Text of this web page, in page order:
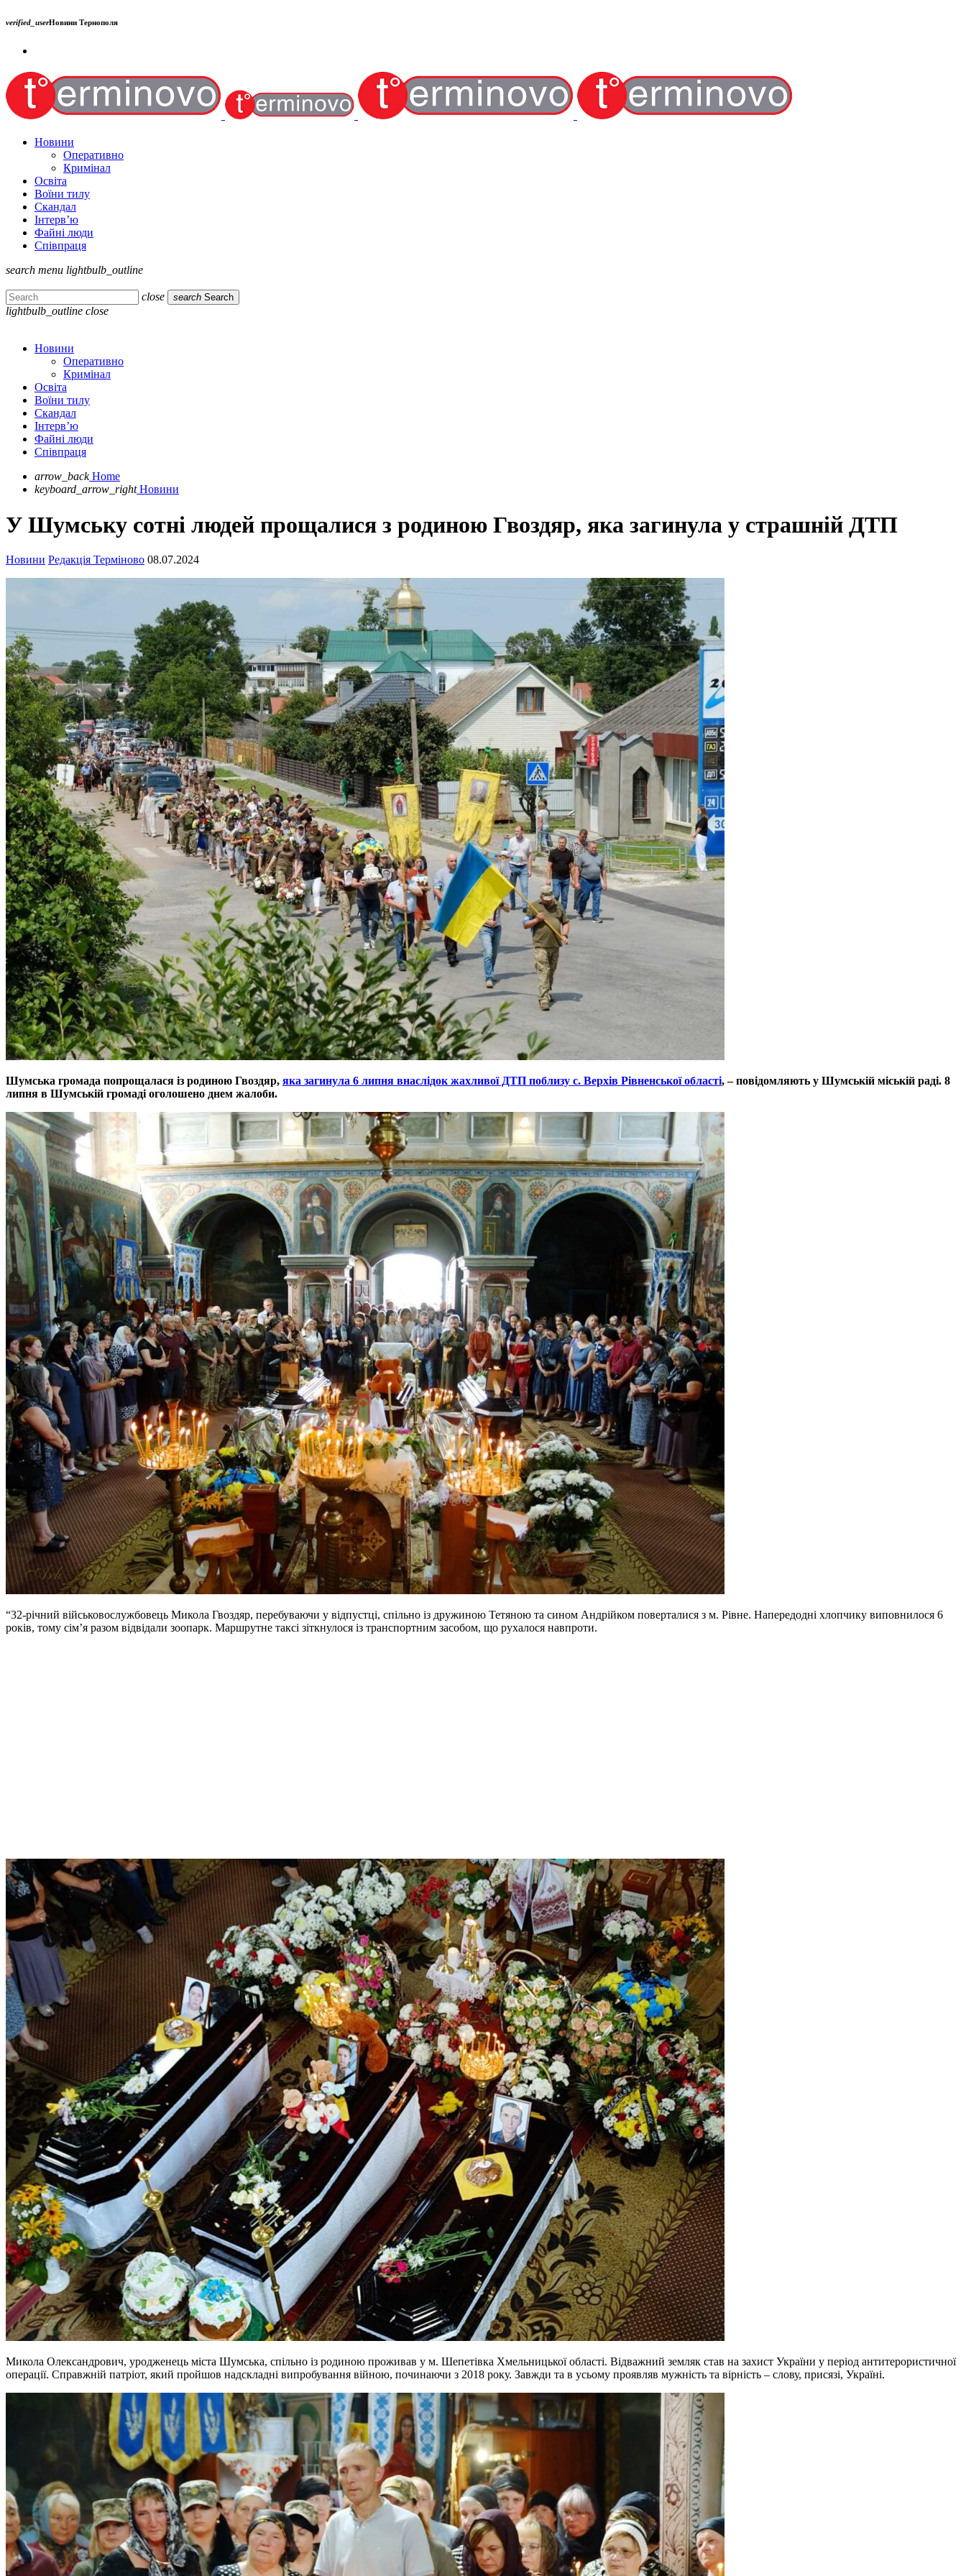
verified_userНовини Тернополя
Новини
Оперативно
Кримінал
Освіта
Воїни тилу
Скандал
Інтерв’ю
Файні люди
Співпраця
search menu lightbulb_outline
close search Search
lightbulb_outline close
Новини
Оперативно
Кримінал
Освіта
Воїни тилу
Скандал
Інтерв’ю
Файні люди
Співпраця
arrow_back Home
keyboard_arrow_right Новини
У Шумську сотні людей прощалися з родиною Гвоздяр, яка загинула у страшній ДТП
Новини Редакція Терміново 08.07.2024
Шумська громада попрощалася із родиною Гвоздяр, яка загинула 6 липня внаслідок жахливої ДТП поблизу с. Верхів Рівненської області, – повідомляють у Шумській міській раді. 8
липня в Шумській громаді оголошено днем жалоби.
“32-річний військовослужбовець Микола Гвоздяр, перебуваючи у відпустці, спільно із дружиною Тетяною та сином Андрійком поверталися з м. Рівне. Напередодні хлопчику виповнилося 6
років, тому сім’я разом відвідали зоопарк. Маршрутне таксі зіткнулося із транспортним засобом, що рухалося навпроти.
Микола Олександрович, уродженець міста Шумська, спільно із родиною проживав у м. Шепетівка Хмельницької області. Відважний земляк став на захист України у період антитерористичної
операції. Справжній патріот, який пройшов надскладні випробування війною, починаючи з 2018 року. Завжди та в усьому проявляв мужність та вірність – слову, присязі, Україні.